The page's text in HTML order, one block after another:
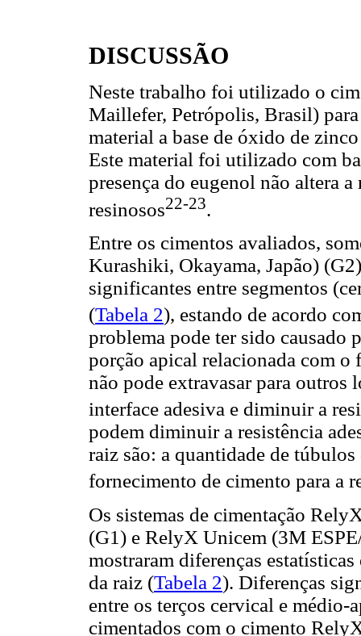
DISCUSSÃO
Neste trabalho foi utilizado o
Maillefer, Petrópolis, Brasil)
material a base de óxido de
Este material foi utilizado com
presença do eugenol não altera
resinosos22-23.
Entre os cimentos avaliados,
Kurashiki, Okayama, Japão)
significantes entre segmentos
(Tabela 2), estando de acordo
problema pode ter sido causado
porção apical relacionada com o
não pode extravasar para outros
interface adesiva e diminuir a
podem diminuir a resistência
raiz são: a quantidade de
fornecimento de cimento para a
Os sistemas de cimentação
(G1) e RelyX Unicem (3M
mostraram diferenças
da raiz (Tabela 2). Diferenças
entre os terços cervical e
cimentados com o cimento